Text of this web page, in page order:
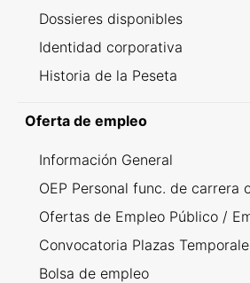
Dossieres disponibles
Identidad corporativa
Historia de la Peseta
Oferta de empleo
Información General
OEP Personal func. de carrera
Ofertas de Empleo Público /
Convocatoria Plazas
Bolsa de empleo